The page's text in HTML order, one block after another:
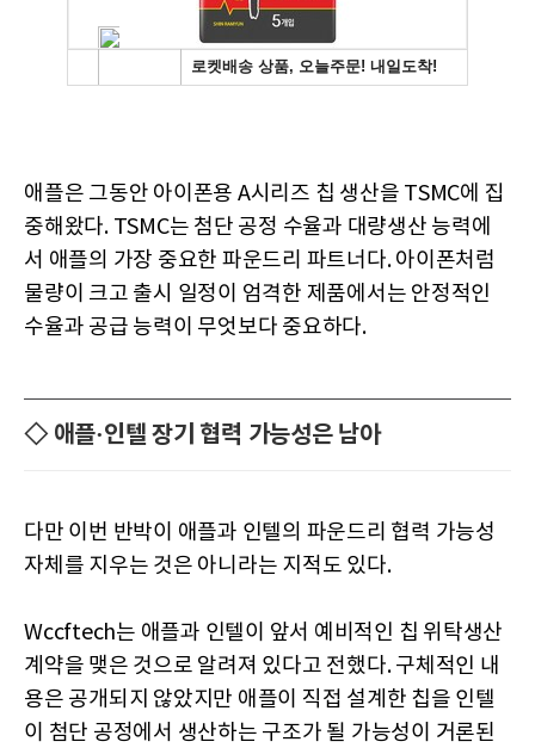
애플은 그동안 아이폰용 A시리즈 칩 생산을 TSMC에 집
중해왔다. TSMC는 첨단 공정 수율과 대량생산 능력에
서 애플의 가장 중요한 파운드리 파트너다. 아이폰처럼
물량이 크고 출시 일정이 엄격한 제품에서는 안정적인
수율과 공급 능력이 무엇보다 중요하다.
◇ 애플·인텔 장기 협력 가능성은 남아
다만 이번 반박이 애플과 인텔의 파운드리 협력 가능성
자체를 지우는 것은 아니라는 지적도 있다.
Wccftech는 애플과 인텔이 앞서 예비적인 칩 위탁생산
계약을 맺은 것으로 알려져 있다고 전했다. 구체적인 내
용은 공개되지 않았지만 애플이 직접 설계한 칩을 인텔
이 첨단 공정에서 생산하는 구조가 될 가능성이 거론된